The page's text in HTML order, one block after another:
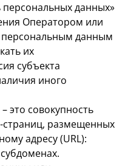
данных»
Оператором или
данным
их
субъекта
иного
это совокупность
страниц, размещенных
адресу (URL):